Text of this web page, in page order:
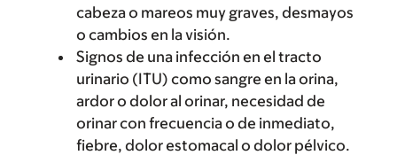
cabeza o mareos muy graves, desmayos
o cambios en la visión.
Signos de una infección en el tracto
urinario (ITU) como sangre en la orina,
ardor o dolor al orinar, necesidad de
orinar con frecuencia o de inmediato,
fiebre, dolor estomacal o dolor pélvico.